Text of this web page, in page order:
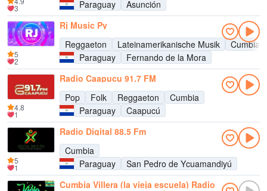
Paraguay
Asunción
3
Rj Music Py
Reggaeton
Lateinamerikanische Musik
Cumbia
Paraguay
Fernando de la Mora
5
2
Radio Caapucu 91.7 FM
Pop
Folk Reggaeton
Cumbia
Paraguay
Caapucú
4.8
1
Radio Digital 88.5 Fm
Cumbia
Paraguay
San Pedro de Ycuamandiyú
5
1
Cumbia Villera (la vieja escuela) Radio